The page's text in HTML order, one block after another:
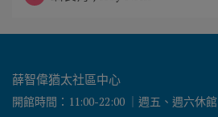
薛智偉猶太社區中心
開館時間：11:00-22:00 ｜週五、週六休館